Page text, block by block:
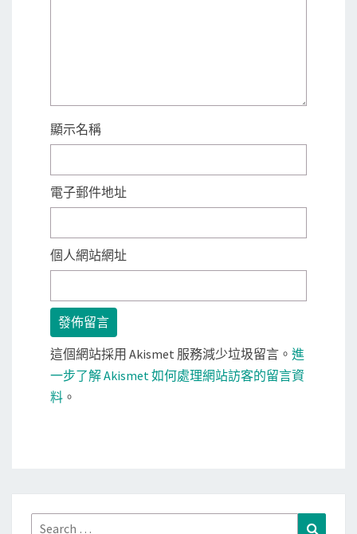
顯示名稱
電子郵件地址
個人網站網址
這個網站採用 Akismet 服務減少垃圾留言。 進
一步了解 Akismet 如何處理網站訪客的留言資
料 。
Search